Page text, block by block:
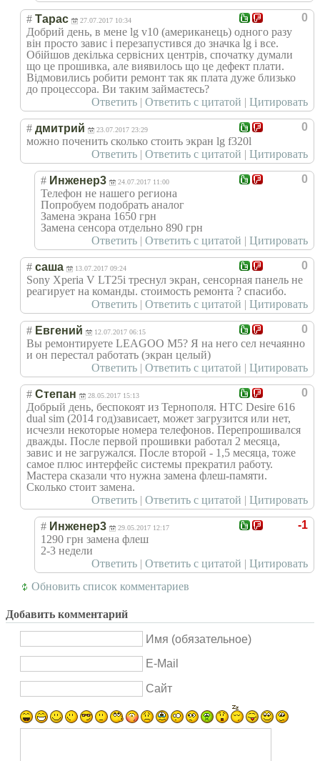
0
# Тарас 27.07.2017 10:34
Добрий день, в мене lg v10 (американець) одного разу
він просто завис і перезапустився до значка lg і все.
Обійшов декілька сервісних центрів, спочатку думали
що це прошивка, але виявилось що це дефект плати.
Відмовились робити ремонт так як плата дуже близько
до процессора. Ви таким займаєтесь?
Ответить | Ответить с цитатой | Цитировать
0
# дмитрий 23.07.2017 23:29
можно поченить сколько стоить экран lg f320l
Ответить | Ответить с цитатой | Цитировать
0
# Инженер3 24.07.2017 11:00
Телефон не нашего региона
Попробуем подобрать аналог
Замена экрана 1650 грн
Замена сенсора отдельно 890 грн
Ответить | Ответить с цитатой | Цитировать
0
# саша 13.07.2017 09:24
Sony Xperia V LT25i треснул экран, сенсорная панель не
реагирует на команды. стоимость ремонта ? спасибо.
Ответить | Ответить с цитатой | Цитировать
0
# Евгений 12.07.2017 06:15
Вы ремонтируете LEAGOO M5? Я на него сел нечаянно
и он перестал работать (экран целый)
Ответить | Ответить с цитатой | Цитировать
0
# Степан 28.05.2017 15:13
Добрый день, беспокоят из Тернополя. HTC Desire 616
dual sim (2014 год)зависает, может загрузится или нет,
исчезли некоторые номера телефонов. Перепрошивался
дважды. После первой прошивки работал 2 месяца,
завис и не загружался. После второй - 1,5 месяца, тоже
самое плюс интерфейс системы прекратил работу.
Мастера сказали что нужна замена флеш-памяти.
Сколько стоит замена.
Ответить | Ответить с цитатой | Цитировать
-1
# Инженер3 29.05.2017 12:17
1290 грн замена флеш
2-3 недели
Ответить | Ответить с цитатой | Цитировать
Обновить список комментариев
Добавить комментарий
Имя (обязательное)
E-Mail
Сайт